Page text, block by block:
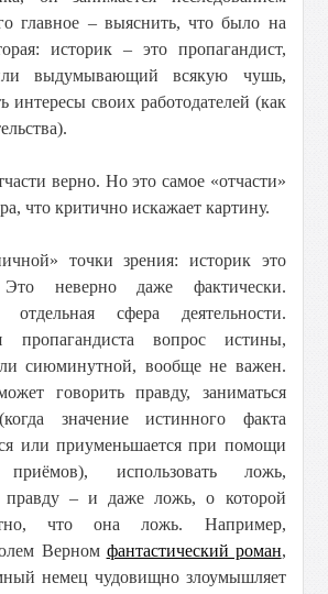
главное – выяснить, что было на
историк – это пропагандист,
выдумывающий всякую чушь,
интересы своих работодателей (как
верно. Но это самое «отчасти»
что критично искажает картину.
точки зрения: историк это
Это неверно даже фактически.
сфера деятельности.
пропагандиста вопрос истины,
сиюминутной, вообще не важен.
говорить правду, заниматься
значение истинного факта
или приуменьшается при помощи
приёмов), использовать ложь,
правду – и даже ложь, о которой
что она ложь. Например,
Верном фантастический роман,
немец чудовищно злоумышляет